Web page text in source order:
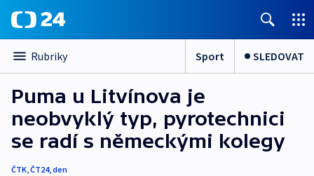
Rubriky Sport SLEDOVAT
Puma u Litvínova je
neobvyklý typ, pyrotechnici
se radí s německými kolegy
ČTK,ČT24,den